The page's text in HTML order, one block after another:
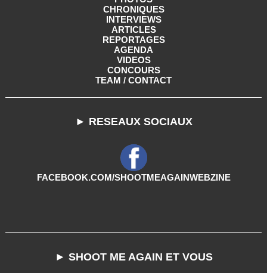
CHRONIQUES
INTERVIEWS
ARTICLES
REPORTAGES
AGENDA
VIDEOS
CONCOURS
TEAM / CONTACT
► RESEAUX SOCIAUX
FACEBOOK.COM/SHOOTMEAGAINWEBZINE
► SHOOT ME AGAIN ET VOUS